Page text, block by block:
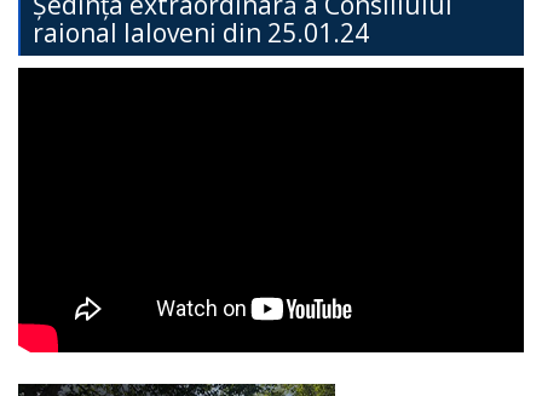
raional Ialoveni din 25.01.24